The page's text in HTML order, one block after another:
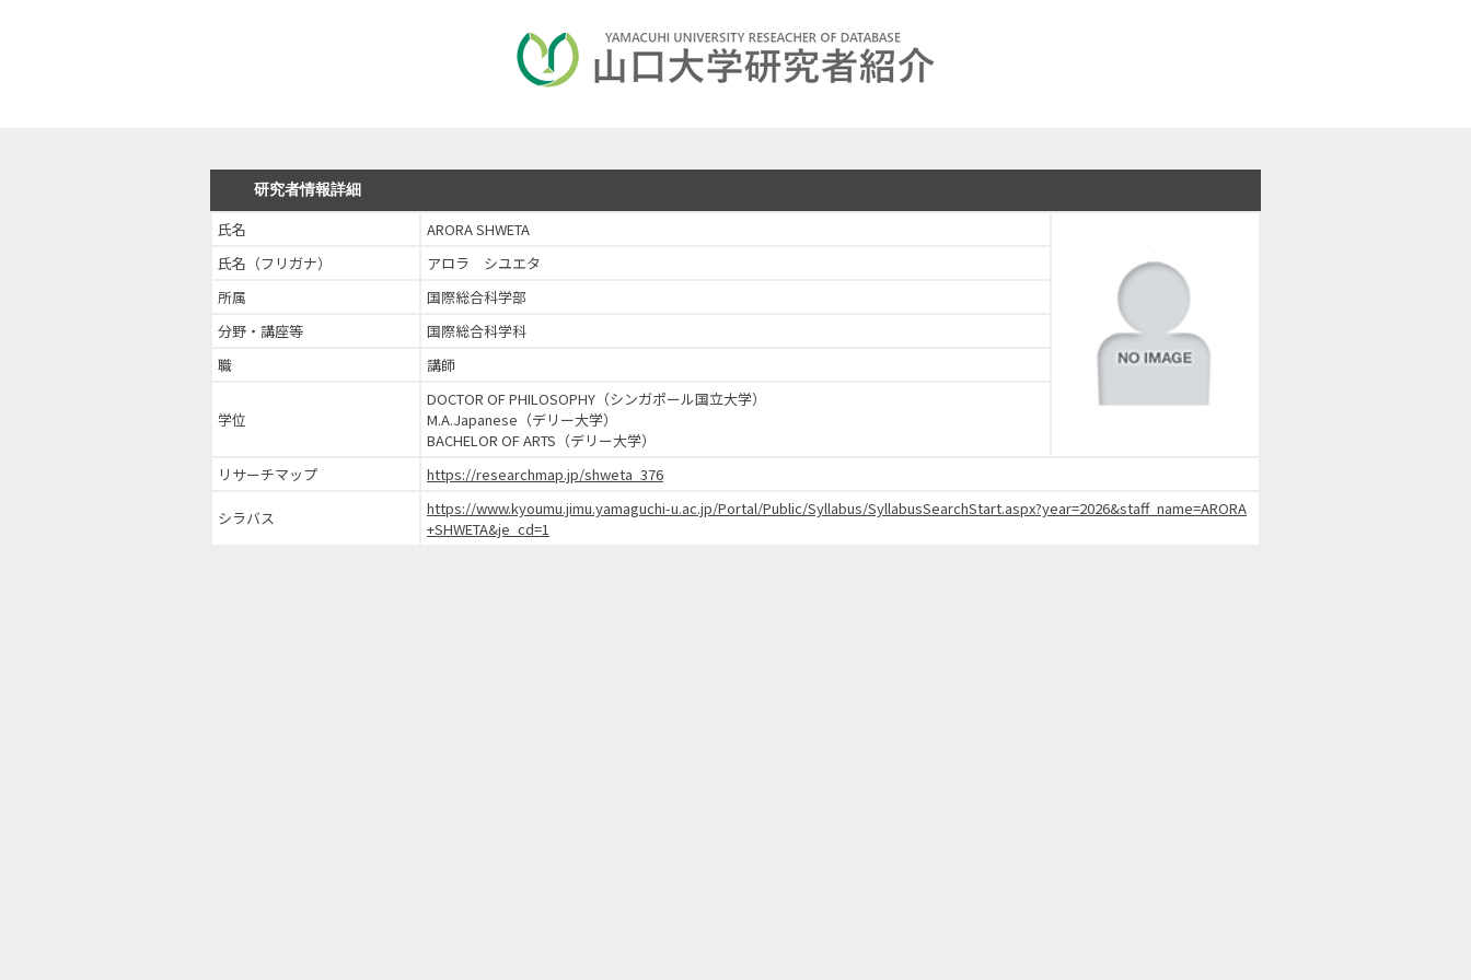
研究者情報詳細
氏名
ARORA SHWETA
氏名（フリガナ）
アロラ シユエタ
所属
国際総合科学部
分野・講座等
国際総合科学科
職
講師
学位
DOCTOR OF PHILOSOPHY（シンガポール国立大学）
M.A.Japanese（デリー大学）
BACHELOR OF ARTS（デリー大学）
リサーチマップ
https://researchmap.jp/shweta_376
シラバス
https://www.kyoumu.jimu.yamaguchi-u.ac.jp/Portal/Public/Syllabus/SyllabusSearchStart.aspx?year=2026&staff_name=ARORA
+SHWETA&je_cd=1